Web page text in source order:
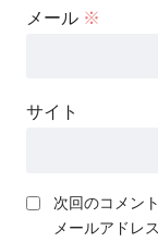
メール ※
サイト
次回のコメン
メールアドレ